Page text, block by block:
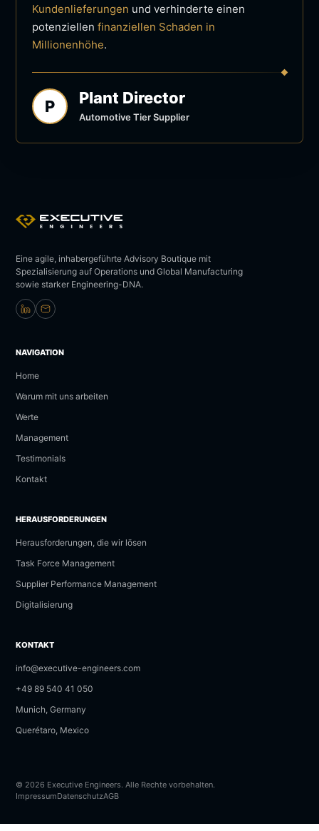
Kundenlieferungen und verhinderte einen
potenziellen finanziellen Schaden in
Millionenhöhe.
P Plant Director
Automotive Tier Supplier
Eine agile, inhabergeführte Advisory Boutique mit
Spezialisierung auf Operations und Global Manufacturing
sowie starker Engineering-DNA.
NAVIGATION
Home
Warum mit uns arbeiten
Werte
Management
Testimonials
Kontakt
HERAUSFORDERUNGEN
Herausforderungen, die wir lösen
Task Force Management
Supplier Performance Management
Digitalisierung
KONTAKT
info@executive-engineers.com
+49 89 540 41 050
Munich, Germany
Querétaro, Mexico
© 2026 Executive Engineers. Alle Rechte vorbehalten.
ImpressumDatenschutzAGB